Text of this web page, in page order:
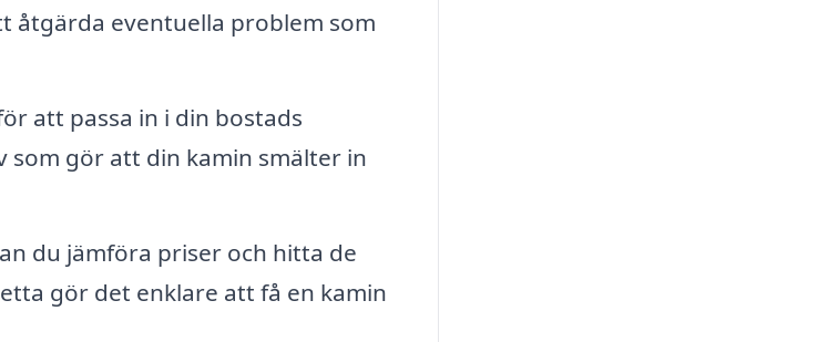
åtgärda eventuella problem som
att passa in i din bostads
gör att din kamin smälter in
du jämföra priser och hitta de
gör det enklare att få en kamin